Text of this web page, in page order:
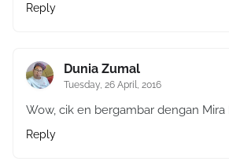
Reply
Dunia Zumal
Tuesday, 26 April, 2016
Wow, cik en bergambar dengan Mira
Reply